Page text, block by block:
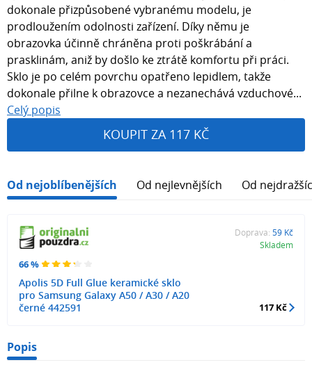
dokonale přizpůsobené vybranému modelu, je
prodloužením odolnosti zařízení. Díky němu je
obrazovka účinně chráněna proti poškrábání a
prasklinám, aniž by došlo ke ztrátě komfortu při práci.
Sklo je po celém povrchu opatřeno lepidlem, takže
dokonale přilne k obrazovce a nezanechává vzduchové...
Celý popis
KOUPIT ZA 117 KČ
Od nejoblíbenějších Od nejlevnějších Od
66 %
Apolis 5D Full Glue keramické sklo
pro Samsung Galaxy A50 / A30 / A20
černé 442591
Doprava: 59 Kč
Skladem
117 Kč
Popis